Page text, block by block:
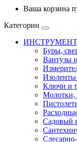
Ваша корзина
Категории
ИНСТРУМЕНТ
Буры,
Вантузы
Ключи и
Молотки,
Садовый